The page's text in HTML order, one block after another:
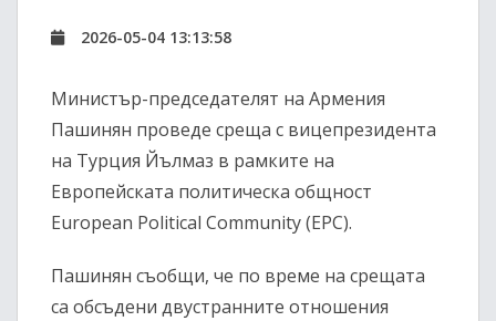
2026-05-04 13:13:58
Министър-председателят на Армения
Пашинян проведе среща с вицепрезидента
на Турция Йълмаз в рамките на
Европейската политическа общност
European Political Community(EPC).
Пашинян съобщи, че по време на срещата
са обсъдени двустранните отношения